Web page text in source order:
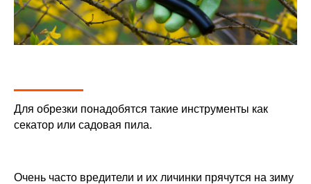
Для обрезки понадобятся такие инструменты как
секатор или садовая пила.
Очень часто вредители и их личинки прячутся на зиму